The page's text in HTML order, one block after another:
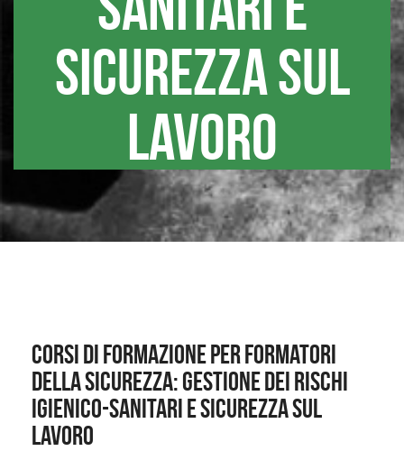
sicurezza sul
lavoro
Corsi di formazione per formatori
della sicurezza: gestione dei rischi
igienico-sanitari e sicurezza sul
lavoro